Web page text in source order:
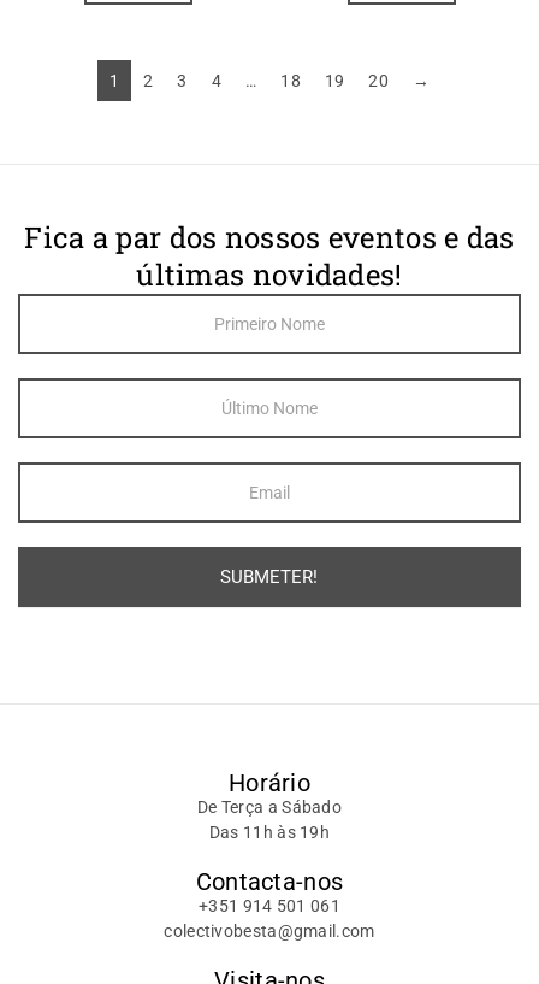
1 2 3 4 … 18 19 20 →
Fica a par dos nossos eventos e das
últimas novidades!
Sign Up
SUBMETER!
Horário
De Terça a Sábado
Das 11h às 19h
Contacta-nos
+351 914 501 061
colectivobesta@gmail.com